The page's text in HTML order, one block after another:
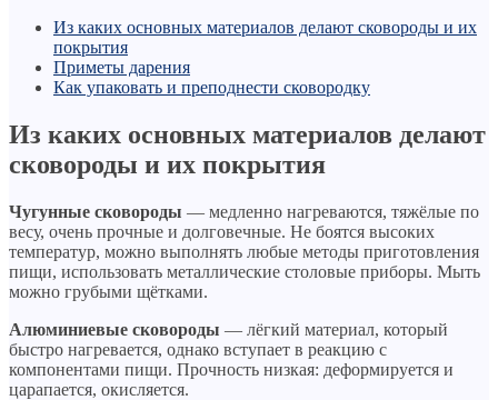
Из каких основных материалов делают сковороды и их
покрытия
Приметы дарения
Как упаковать и преподнести сковородку
Из каких основных материалов делают
сковороды и их покрытия
Чугунные сковороды — медленно нагреваются, тяжёлые по
весу, очень прочные и долговечные. Не боятся высоких
температур, можно выполнять любые методы приготовления
пищи, использовать металлические столовые приборы. Мыть
можно грубыми щётками.
Алюминиевые сковороды — лёгкий материал, который
быстро нагревается, однако вступает в реакцию с
компонентами пищи. Прочность низкая: деформируется и
царапается, окисляется.